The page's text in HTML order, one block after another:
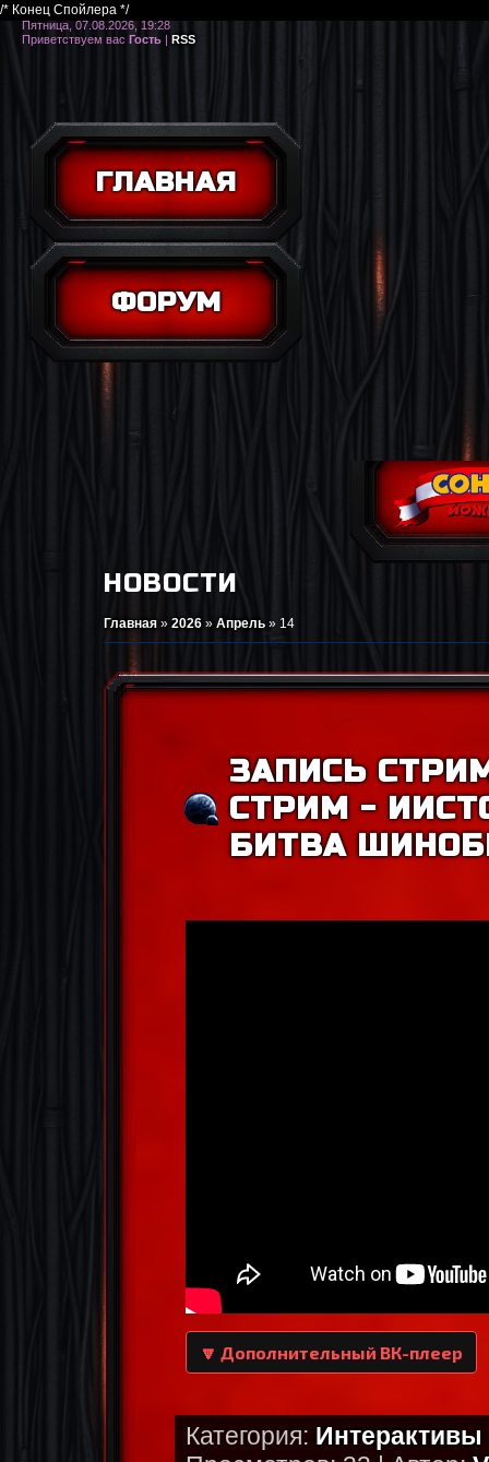
/* Конец Спойлера */
ГЛАВНАЯ
ФОРУМ
Пятница, 07.08.2026, 19:28
Приветствуем вас Гость | RSS
НОВОСТИ
Главная » 2026 » Апрель » 14
ЗАПИСЬ
СТРИМ -
БИТВА
🔽 Дополнительный ВК-плеер
Категория: